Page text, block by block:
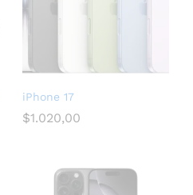
iPhone 17
$1.020,00